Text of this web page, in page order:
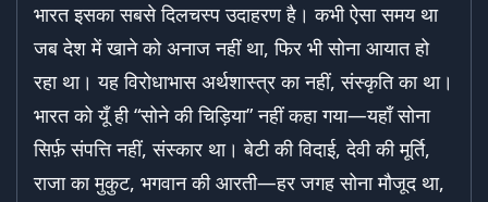
भारत इसका सबसे दिलचस्प उदाहरण है। कभी ऐसा समय था
जब देश में खाने को अनाज नहीं था, फिर भी सोना आयात हो
रहा था। यह विरोधाभास अर्थशास्त्र का नहीं, संस्कृति का था।
भारत को यूँ ही “सोने की चिड़िया” नहीं कहा गया—यहाँ सोना
सिर्फ़ संपत्ति नहीं, संस्कार था। बेटी की विदाई, देवी की मूर्ति,
राजा का मुकुट, भगवान की आरती—हर जगह सोना मौजूद था,